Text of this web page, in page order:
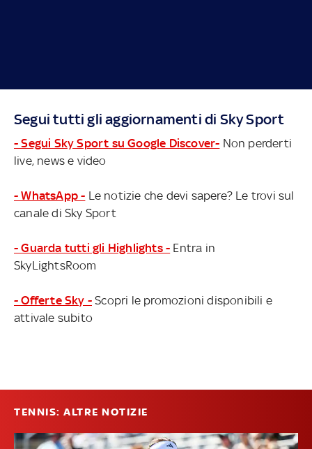
Segui tutti gli aggiornamenti di Sky Sport
- Segui Sky Sport su Google Discover- Non perderti
live, news e video
- WhatsApp - Le notizie che devi sapere? Le trovi sul
canale di Sky Sport
- Guarda tutti gli Highlights - Entra in
SkyLightsRoom
- Offerte Sky - Scopri le promozioni disponibili e
attivale subito
TENNIS: ALTRE NOTIZIE